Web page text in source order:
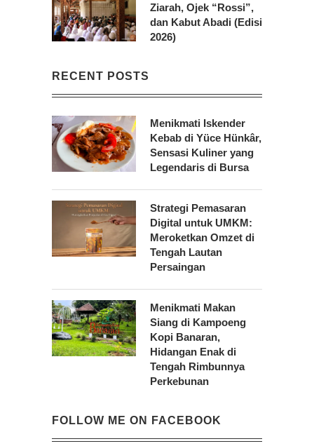
Ziarah, Ojek “Rossi”,
dan Kabut Abadi (Edisi
2026)
RECENT POSTS
Menikmati Iskender
Kebab di Yüce Hünkâr,
Sensasi Kuliner yang
Legendaris di Bursa
Strategi Pemasaran
Digital untuk UMKM:
Meroketkan Omzet di
Tengah Lautan
Persaingan
Menikmati Makan
Siang di Kampoeng
Kopi Banaran,
Hidangan Enak di
Tengah Rimbunnya
Perkebunan
FOLLOW ME ON FACEBOOK